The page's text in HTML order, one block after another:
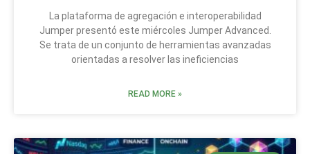
La plataforma de agregación e interoperabilidad
Jumper presentó este miércoles Jumper Advanced.
Se trata de un conjunto de herramientas avanzadas
orientadas a resolver las ineficiencias
READ MORE »